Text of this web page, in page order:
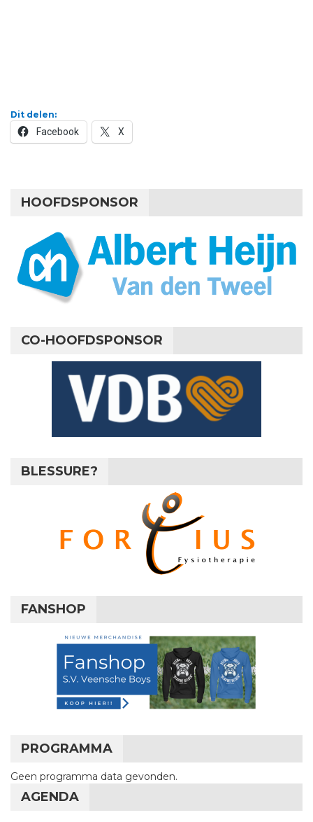
Dit delen:
Facebook X
HOOFDSPONSOR
CO-HOOFDSPONSOR
BLESSURE?
FANSHOP
PROGRAMMA
Geen programma data gevonden.
AGENDA